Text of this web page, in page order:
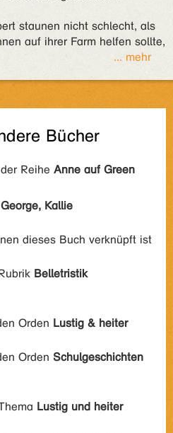
staunen nicht schlecht, als
auf ihrer Farm helfen sollte,
... mehr
Bücher
Reihe Anne auf Green
George, Kallie
dieses Buch verknüpft ist
Belletristik
Orden Lustig & heiter
Orden Schulgeschichten
Lustig und heiter